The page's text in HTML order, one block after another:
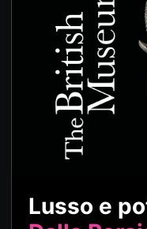
Lusso e